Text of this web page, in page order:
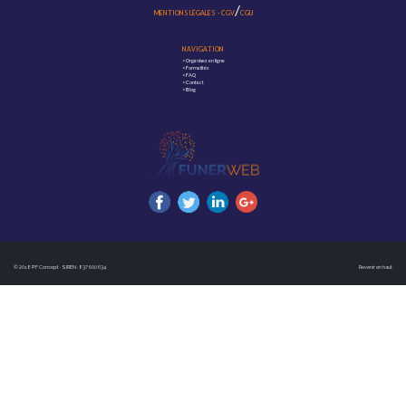
MENTIONS LÉGALES - CGV/CGU
NAVIGATION
>Organisez en ligne
>Formalités
>FAQ
>Contact
> Blog
Revenir en haut
© 2018 PF Concept · SIREN : 837 600 634